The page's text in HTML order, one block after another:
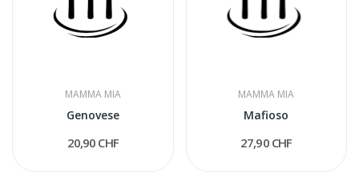
MAMMA MIA
Genovese
20,90 CHF
MAMMA MIA
Mafioso
27,90 CHF